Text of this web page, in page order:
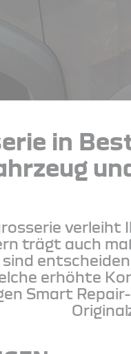
in
verleiht
trägt auch
erhöhte
Smart